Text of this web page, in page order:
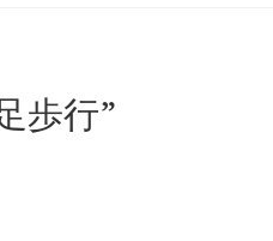
歩行”